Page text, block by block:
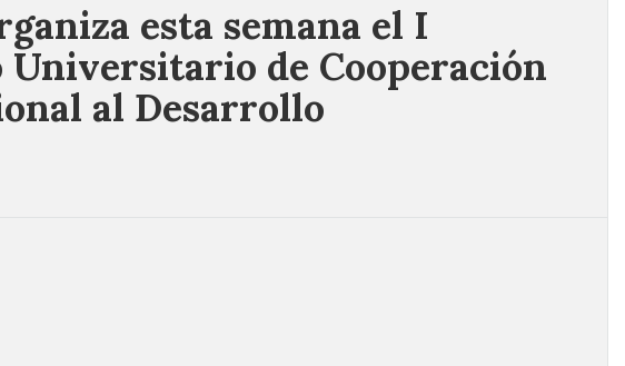
esta semana el I
Universitario de Cooperación
al Desarrollo